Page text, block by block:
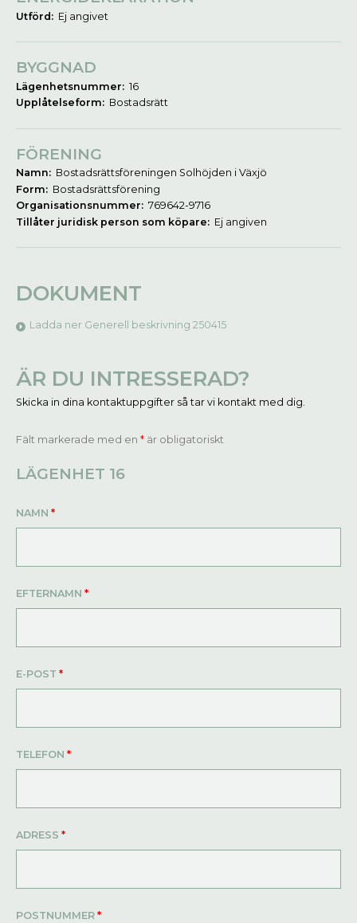
Utförd: Ej angivet
BYGGNAD
Lägenhetsnummer: 16
Upplåtelseform: Bostadsrätt
FÖRENING
Namn: Bostadsrättsföreningen Solhöjden i Växjö
Form: Bostadsrättsförening
Organisationsnummer: 769642-9716
Tillåter juridisk person som köpare: Ej angiven
DOKUMENT
Ladda ner Generell beskrivning 250415
ÄR DU INTRESSERAD?
Skicka in dina kontaktuppgifter så tar vi kontakt med dig.
Fält markerade med en * är obligatoriskt
LÄGENHET 16
NAMN *
EFTERNAMN *
E-POST *
TELEFON *
ADRESS *
POSTNUMMER *